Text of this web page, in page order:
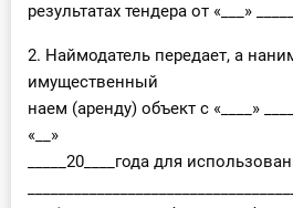
результатах тендера от «___»
2. Наймодатель передает, а
имущественный
наем (аренду) объект с «____»
«__»
_____20____года для